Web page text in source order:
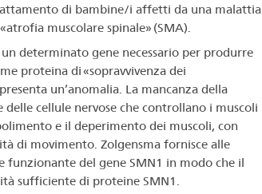
di bambine/i affetti da una malattia
muscolare spinale» (SMA).
determinato gene necessario per produrre
proteina di «sopravvivenza dei
un’anomalia. La mancanza della
cellule nervose che controllano i muscoli
e il deperimento dei muscoli, con
di movimento. Zolgensma fornisce alle
funzionante del gene SMN1 in modo che il
sufficiente di proteine SMN1.